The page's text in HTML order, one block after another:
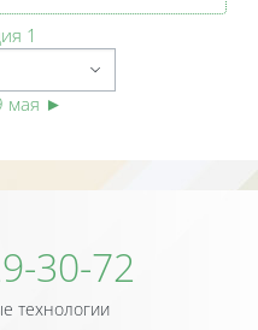
1
мая ►
30-72
технологии